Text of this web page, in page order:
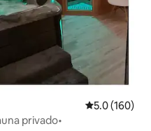
Calificación
5.0 (160)
privado•